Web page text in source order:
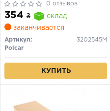
0 отзывов
354 ₴
склад
заканчивается
Артикул:
3202545M
Polcar
КУПИТЬ